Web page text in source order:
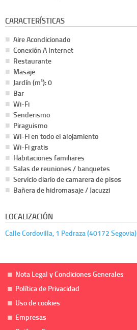
CARACTERÍSTICAS
Aire Acondicionado
Conexión A Internet
Restaurante
Masaje
Jardín (m²): 0
Bar
Wi-Fi
Senderismo
Piraguismo
Wi-Fi en todo el alojamiento
Wi-Fi gratis
Habitaciones familiares
Salas de reuniones / banquetes
Servicio diario de camarera de pisos
Bañera de hidromasaje / Jacuzzi
LOCALIZACIÓN
Calle Cordovilla, 1 Pedraza (40172 Segovia)
Nota Legal y Condiciones Generales
Política de Privacidad
Uso de cookies
Empresas